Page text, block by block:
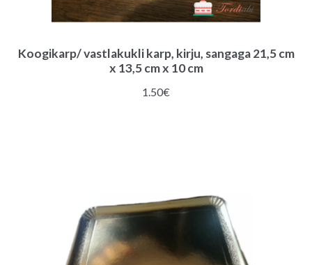
Koogikarp/ vastlakukli karp, kirju, sangaga 21,5 cm
x 13,5 cm x 10 cm
1.50€